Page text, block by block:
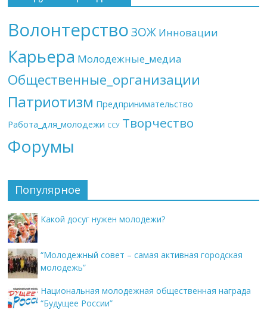
Волонтерство ЗОЖ Инновации
Карьера Молодежные_медиа
Общественные_организации
Патриотизм Предпринимательство
Работа_для_молодежи ССУ Творчество
Форумы
Популярное
Какой досуг нужен молодежи?
“Молодежный совет – самая активная городская
молодежь”
Национальная молодежная общественная награда
“Будущее России”